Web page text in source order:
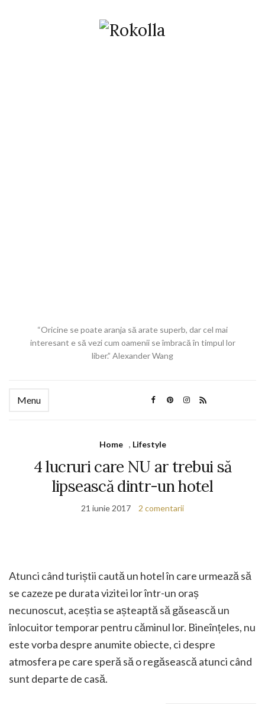
“Oricine se poate aranja să arate superb, dar cel mai
interesant e să vezi cum oamenii se îmbracă în timpul lor
liber.” Alexander Wang
Menu
Home , Lifestyle
4 lucruri care NU ar trebui să
lipsească dintr-un hotel
21 iunie 2017 2 comentarii
Atunci când turiștii caută un hotel în care urmează să
se cazeze pe durata vizitei lor într-un oraș
necunoscut, aceștia se așteaptă să găsească un
înlocuitor temporar pentru căminul lor. Bineînțeles, nu
este vorba despre anumite obiecte, ci despre
atmosfera pe care speră să o regăsească atunci când
sunt departe de casă.